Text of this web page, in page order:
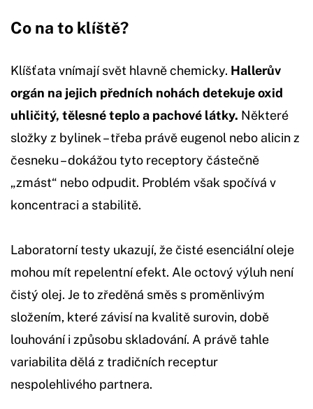
Co na to klíště?
Klíšťata vnímají svět hlavně chemicky. Hallerův
orgán na jejich předních nohách detekuje oxid
uhličitý, tělesné teplo a pachové látky. Některé
složky z bylinek – třeba právě eugenol nebo alicin z
česneku – dokážou tyto receptory částečně
„zmást“ nebo odpudit. Problém však spočívá v
koncentraci a stabilitě.
Laboratorní testy ukazují, že čisté esenciální oleje
mohou mít repelentní efekt. Ale octový výluh není
čistý olej. Je to zředěná směs s proměnlivým
složením, které závisí na kvalitě surovin, době
louhování i způsobu skladování. A právě tahle
variabilita dělá z tradičních receptur
nespolehlivého partnera.